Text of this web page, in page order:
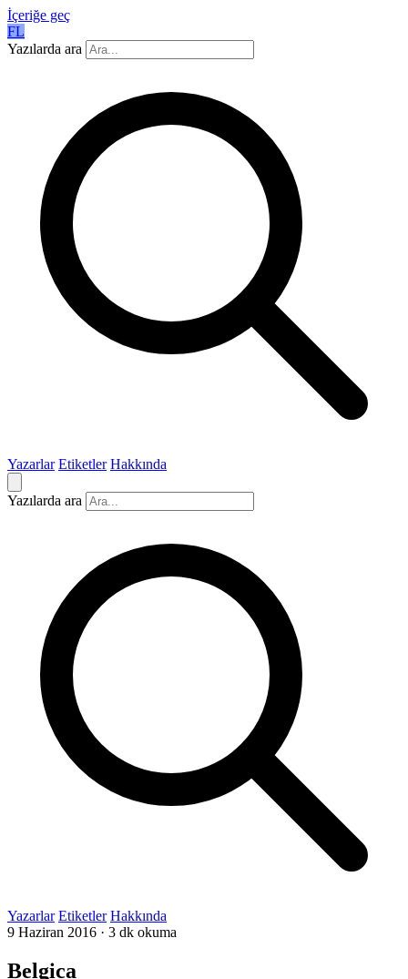
İçeriğe geç
FL
Yazılarda ara
Yazarlar Etiketler Hakkında
Yazılarda ara
Yazarlar Etiketler Hakkında
9 Haziran 2016 · 3 dk okuma
Belgica